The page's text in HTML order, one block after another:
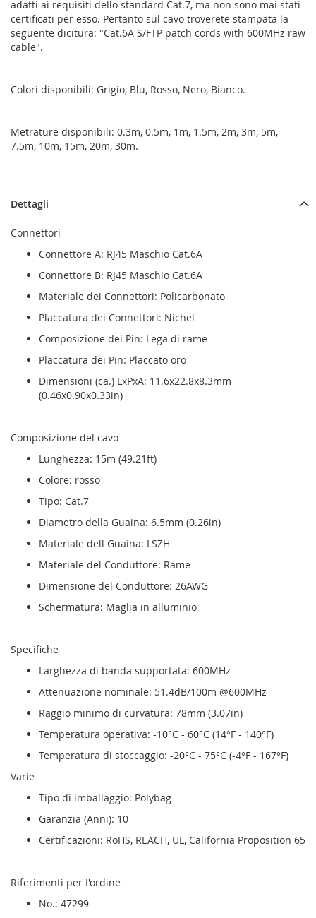
adatti ai requisiti dello standard Cat.7, ma non sono mai stati
certificati per esso. Pertanto sul cavo troverete stampata la
seguente dicitura: "Cat.6A S/FTP patch cords with 600MHz raw
cable".
Colori disponibili: Grigio, Blu, Rosso, Nero, Bianco.
Metrature disponibili: 0.3m, 0.5m, 1m, 1.5m, 2m, 3m, 5m,
7.5m, 10m, 15m, 20m, 30m.
Dettagli
Connettori
Connettore A: RJ45 Maschio Cat.6A
Connettore B: RJ45 Maschio Cat.6A
Materiale dei Connettori: Policarbonato
Placcatura dei Connettori: Nichel
Composizione dei Pin: Lega di rame
Placcatura dei Pin: Placcato oro
Dimensioni (ca.) LxPxA: 11.6x22.8x8.3mm
(0.46x0.90x0.33in)
Composizione del cavo
Lunghezza: 15m (49.21ft)
Colore: rosso
Tipo: Cat.7
Diametro della Guaina: 6.5mm (0.26in)
Materiale dell Guaina: LSZH
Materiale del Conduttore: Rame
Dimensione del Conduttore: 26AWG
Schermatura: Maglia in alluminio
Specifiche
Larghezza di banda supportata: 600MHz
Attenuazione nominale: 51.4dB/100m @600MHz
Raggio minimo di curvatura: 78mm (3.07in)
Temperatura operativa: -10°C - 60°C (14°F - 140°F)
Temperatura di stoccaggio: -20°C - 75°C (-4°F - 167°F)
Varie
Tipo di imballaggio: Polybag
Garanzia (Anni): 10
Certificazioni: RoHS, REACH, UL, California Proposition 65
Riferimenti per I'ordine
No.: 47299